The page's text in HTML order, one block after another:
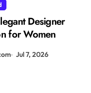
Designer
for Women
Jul 7, 2026